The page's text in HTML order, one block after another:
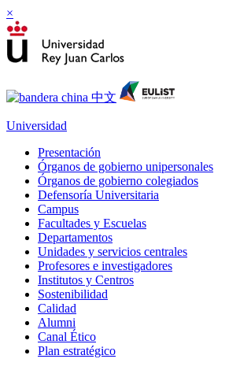
×
Universidad
Presentación
Órganos de gobierno unipersonales
Órganos de gobierno colegiados
Defensoría Universitaria
Campus
Facultades y Escuelas
Departamentos
Unidades y servicios centrales
Profesores e investigadores
Institutos y Centros
Sostenibilidad
Calidad
Alumni
Canal Ético
Plan estratégico